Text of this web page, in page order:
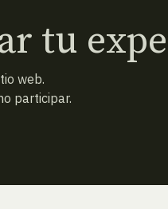
tu
web.
participar.